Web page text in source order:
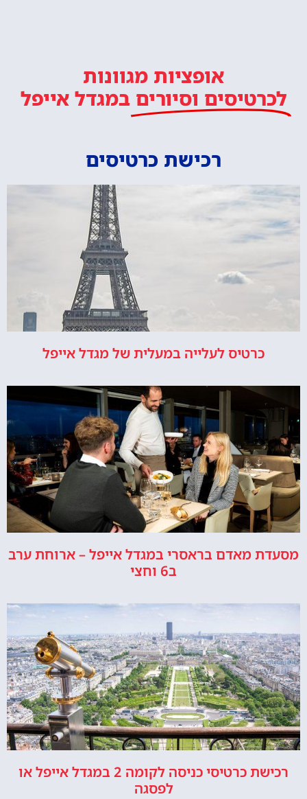
אופציות מגוונות
לכרטיסים וסיורים במגדל אייפל
רכישת כרטיסים
כרטיס לעלייה במעלית של מגדל אייפל
מסעדת מאדם בראסרי במגדל אייפל – ארוחת ערב
ב6 וחצי
רכישת כרטיסי כניסה לקומה 2 במגדל אייפל או
לפסגה